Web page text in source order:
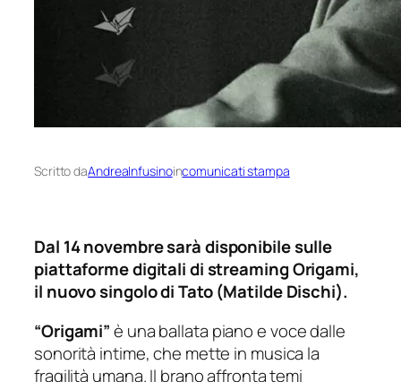
Scritto daAndreaInfusinoincomunicati stampa
Dal 14 novembre sarà disponibile sulle
piattaforme digitali di streamingOrigami,
il nuovo singolo di Tato (Matilde Dischi).
“Origami”è una ballata piano e voce dalle
sonorità intime, che mette in musica la
fragilità umana. Il brano affronta temi